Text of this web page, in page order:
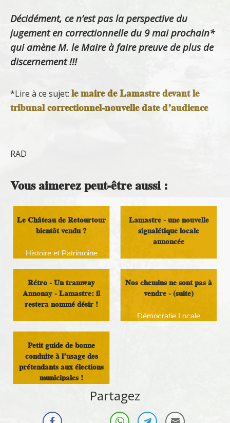
Décidément, ce n’est pas la perspective du
jugement en correctionnelle du 9 mai prochain*
qui amène M. le Maire à faire preuve de plus de
discernement !!!
*Lire à ce sujet: le maire de Lamastre devant le
tribunal correctionnel-nouvelle date d’audience
RAD
Vous aimerez peut-être aussi :
Le Château de Retourtour
bientôt vendu ?
Histoire et Patrimoine
Lamastre - une nouvelle
signalétique locale
annoncée
Rétro - Un tramway
Annonay - Lamastre: il
restera nommé désir !
Nos chemins ne sont pas à
vendre - (suite)
Démocratie Locale
Petit guide de bonne
conduite à l’usage des
prétendants aux élections
municipales !
Partagez